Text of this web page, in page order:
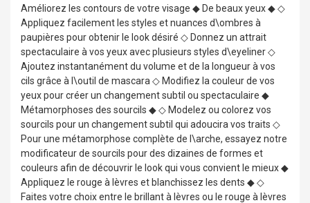
Améliorez les contours de votre visage ◆ De beaux yeux ◆ ◇
Appliquez facilement les styles et nuances d\ombres à
paupières pour obtenir le look désiré ◇ Donnez un attrait
spectaculaire à vos yeux avec plusieurs styles d\eyeliner ◇
Ajoutez instantanément du volume et de la longueur à vos
cils grâce à l\outil de mascara ◇ Modifiez la couleur de vos
yeux pour créer un changement subtil ou spectaculaire ◆
Métamorphoses des sourcils ◆ ◇ Modelez ou colorez vos
sourcils pour un changement subtil qui adoucira vos traits ◇
Pour une métamorphose complète de l\arche, essayez notre
modificateur de sourcils pour des dizaines de formes et
couleurs afin de découvrir le look qui vous convient le mieux ◆
Appliquez le rouge à lèvres et blanchissez les dents ◆ ◇
Faites votre choix entre le brillant à lèvres ou le rouge à lèvres